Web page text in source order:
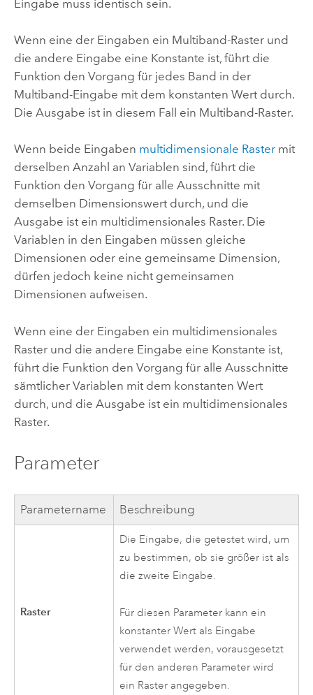
Eingabe muss identisch sein.
Wenn eine der Eingaben ein Multiband-Raster und
die andere Eingabe eine Konstante ist, führt die
Funktion den Vorgang für jedes Band in der
Multiband-Eingabe mit dem konstanten Wert durch.
Die Ausgabe ist in diesem Fall ein Multiband-Raster.
Wenn beide Eingaben multidimensionale Rastermit
derselben Anzahl an Variablen sind, führt die
Funktion den Vorgang für alle Ausschnitte mit
demselben Dimensionswert durch, und die
Ausgabe ist ein multidimensionales Raster. Die
Variablen in den Eingaben müssen gleiche
Dimensionen oder eine gemeinsame Dimension,
dürfen jedoch keine nicht gemeinsamen
Dimensionen aufweisen.
Wenn eine der Eingaben ein multidimensionales
Raster und die andere Eingabe eine Konstante ist,
führt die Funktion den Vorgang für alle Ausschnitte
sämtlicher Variablen mit dem konstanten Wert
durch, und die Ausgabe ist ein multidimensionales
Raster.
Parameter
Parametername Beschreibung
Raster
Die Eingabe, die getestet wird, um
zu bestimmen, ob sie größer ist als
die zweite Eingabe.
Für diesen Parameter kann ein
konstanter Wert als Eingabe
verwendet werden, vorausgesetzt
für den anderen Parameter wird
ein Raster angegeben.